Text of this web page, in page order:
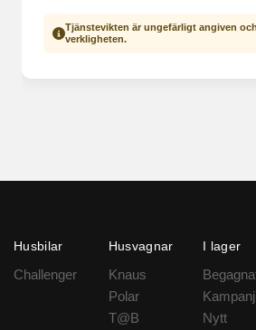
Tjänstevikten är ungefärligt angiven
verkligheten.
Husbilar
Challenger
Husvagnar
Knaus
Polar
T@B
I lager
Kampanj
Nytt